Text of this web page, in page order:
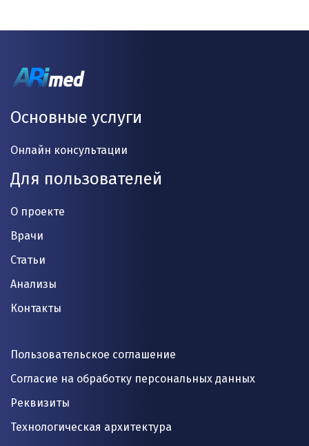
Основные услуги
Онлайн консультации
Для пользователей
О проекте
Врачи
Статьи
Анализы
Контакты
Пользовательское соглашение
Согласие на обработку персональных данных
Реквизиты
Технологическая архитектура